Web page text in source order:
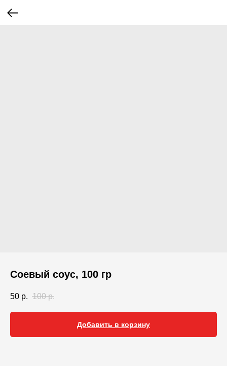
Соевый соус, 100 гр
50 р. 100 р.
Добавить в корзину